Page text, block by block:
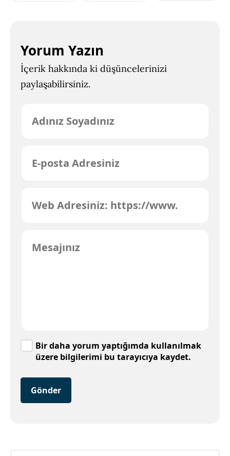
Yorum Yazın
İçerik hakkında ki düşüncelerinizi
paylaşabilirsiniz.
Bir daha yorum yaptığımda kullanılmak
üzere bilgilerimi bu tarayıcıya kaydet.
Gönder